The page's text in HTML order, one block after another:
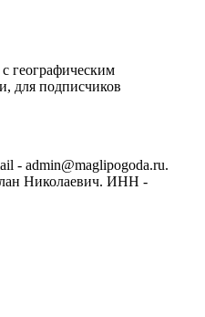
географическим
для подписчиков
- admin@maglipogoda.ru.
Николаевич. ИНН -